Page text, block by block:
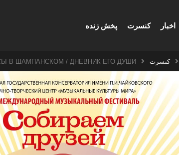
اخبار کنسرت پخش زنده
کنسرت В ШАМПАНСКОМ / ДНЕВНИК ЕГО ДУШИ